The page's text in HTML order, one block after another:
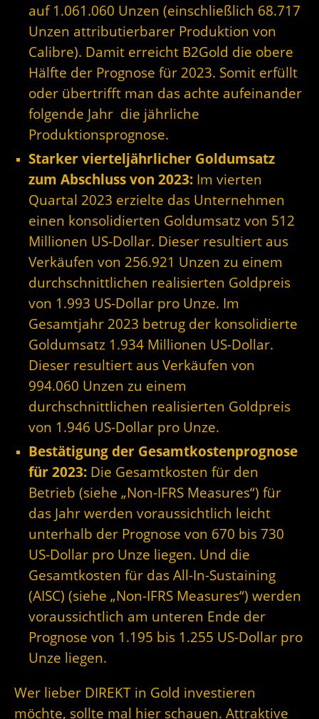
auf 1.061.060 Unzen (einschließlich 68.717
Unzen attributierbarer Produktion von
Calibre). Damit erreicht B2Gold die obere
Hälfte der Prognose für 2023. Somit erfüllt
oder übertrifft man das achte aufeinander
folgende Jahr die jährliche
Produktionsprognose.
Starker vierteljährlicher Goldumsatz
zum Abschluss von 2023: Im vierten
Quartal 2023 erzielte das Unternehmen
einen konsolidierten Goldumsatz von 512
Millionen US-Dollar. Dieser resultiert aus
Verkäufen von 256.921 Unzen zu einem
durchschnittlichen realisierten Goldpreis
von 1.993 US-Dollar pro Unze. Im
Gesamtjahr 2023 betrug der konsolidierte
Goldumsatz 1.934 Millionen US-Dollar.
Dieser resultiert aus Verkäufen von
994.060 Unzen zu einem
durchschnittlichen realisierten Goldpreis
von 1.946 US-Dollar pro Unze.
Bestätigung der Gesamtkostenprognose
für 2023: Die Gesamtkosten für den
Betrieb (siehe „Non-IFRS Measures“) für
das Jahr werden voraussichtlich leicht
unterhalb der Prognose von 670 bis 730
US-Dollar pro Unze liegen. Und die
Gesamtkosten für das All-In-Sustaining
(AISC) (siehe „Non-IFRS Measures“) werden
voraussichtlich am unteren Ende der
Prognose von 1.195 bis 1.255 US-Dollar pro
Unze liegen.
Wer lieber DIREKT in Gold investieren
möchte, sollte mal hier schauen. Attraktive